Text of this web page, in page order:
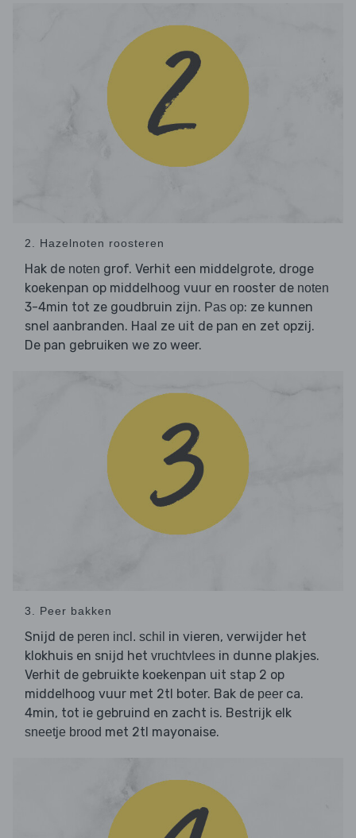
2. Hazelnoten roosteren
Hak de noten grof. Verhit een middelgrote, droge
koekenpan op middelhoog vuur en rooster de noten
3-4min tot ze goudbruin zijn. Pas op: ze kunnen
snel aanbranden. Haal ze uit de pan en zet opzij.
De pan gebruiken we zo weer.
3. Peer bakken
Snijd de peren incl. schil in vieren, verwijder het
klokhuis en snijd het vruchtvlees in dunne plakjes.
Verhit de gebruikte koekenpan uit stap 2 op
middelhoog vuur met 2tl boter. Bak de peer ca.
4min, tot ie gebruind en zacht is. Bestrijk elk
sneetje brood met 2tl mayonaise.